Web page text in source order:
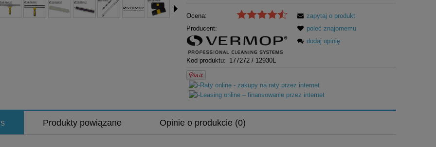
Ocena:
Producent:
Kod produktu: 177272 / 12930L
zapytaj o produkt
poleć znajomemu
dodaj opinię
Produkty powiązane Opinie o produkcie (0)